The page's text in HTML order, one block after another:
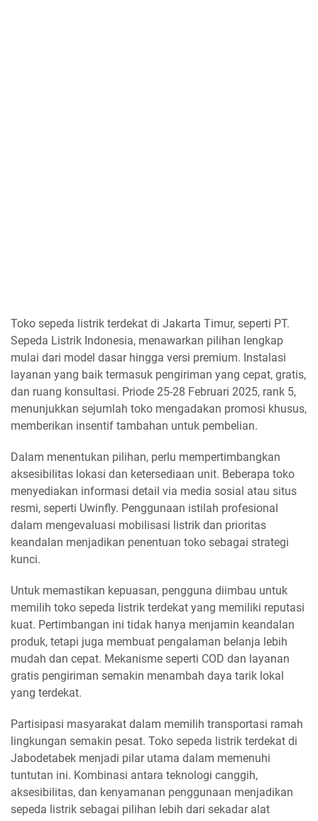
Toko sepeda listrik terdekat di Jakarta Timur, seperti PT.
Sepeda Listrik Indonesia, menawarkan pilihan lengkap
mulai dari model dasar hingga versi premium. Instalasi
layanan yang baik termasuk pengiriman yang cepat, gratis,
dan ruang konsultasi. Priode 25-28 Februari 2025, rank 5,
menunjukkan sejumlah toko mengadakan promosi khusus,
memberikan insentif tambahan untuk pembelian.
Dalam menentukan pilihan, perlu mempertimbangkan
aksesibilitas lokasi dan ketersediaan unit. Beberapa toko
menyediakan informasi detail via media sosial atau situs
resmi, seperti Uwinfly. Penggunaan istilah profesional
dalam mengevaluasi mobilisasi listrik dan prioritas
keandalan menjadikan penentuan toko sebagai strategi
kunci.
Untuk memastikan kepuasan, pengguna diimbau untuk
memilih toko sepeda listrik terdekat yang memiliki reputasi
kuat. Pertimbangan ini tidak hanya menjamin keandalan
produk, tetapi juga membuat pengalaman belanja lebih
mudah dan cepat. Mekanisme seperti COD dan layanan
gratis pengiriman semakin menambah daya tarik lokal
yang terdekat.
Partisipasi masyarakat dalam memilih transportasi ramah
lingkungan semakin pesat. Toko sepeda listrik terdekat di
Jabodetabek menjadi pilar utama dalam memenuhi
tuntutan ini. Kombinasi antara teknologi canggih,
aksesibilitas, dan kenyamanan penggunaan menjadikan
sepeda listrik sebagai pilihan lebih dari sekadar alat